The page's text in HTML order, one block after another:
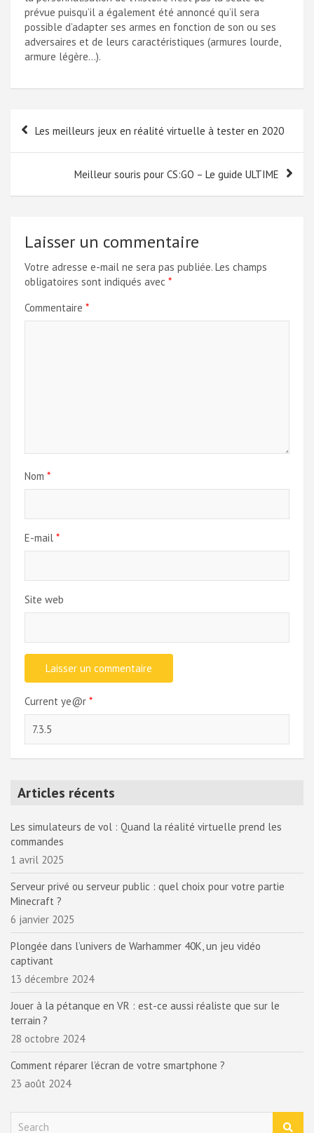
prévue puisqu’il a également été annoncé qu’il sera
possible d’adapter ses armes en fonction de son ou ses
adversaires et de leurs caractéristiques (armures lourde,
armure légère…).
Navigation
Les meilleurs jeux en réalité virtuelle à tester en 2020
Meilleur souris pour CS:GO – Le guide ULTIME
Laisser un commentaire
Votre adresse e-mail ne sera pas publiée. Les champs
obligatoires sont indiqués avec *
Commentaire *
Nom *
E-mail *
Site web
Current ye@r *
Articles récents
Les simulateurs de vol : Quand la réalité virtuelle prend les
commandes
1 avril 2025
Serveur privé ou serveur public : quel choix pour votre partie
Minecraft ?
6 janvier 2025
Plongée dans l’univers de Warhammer 40K, un jeu vidéo
captivant
13 décembre 2024
Jouer à la pétanque en VR : est-ce aussi réaliste que sur le
terrain ?
28 octobre 2024
Comment réparer l’écran de votre smartphone ?
23 août 2024